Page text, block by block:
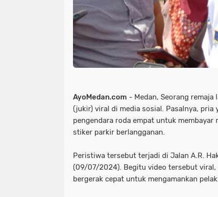
AyoMedan.com - Medan, Seorang
(jukir) viral di media sosial. Pasalnya,
pengendara roda empat untuk
stiker parkir berlangganan.
Peristiwa tersebut terjadi di Jalan A.R.
(09/07/2024). Begitu video tersebut viral,
bergerak cepat untuk mengamankan